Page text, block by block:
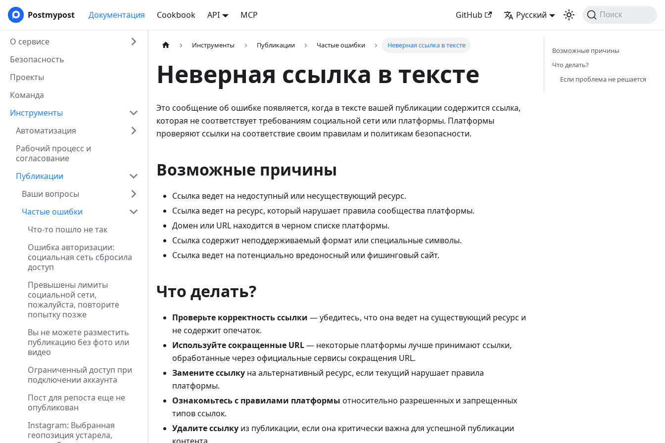
Postmypost Документация Cookbook API MCP GitHub Русский Поиск
О сервисе
Безопасность
Проекты
Команда
Инструменты
Автоматизация
Рабочий процесс и
согласование
Публикации
Ваши вопросы
Частые ошибки
Что-то пошло не так
Ошибка авторизации:
социальная сеть сбросила
доступ
Превышены лимиты
социальной сети,
пожалуйста, повторите
попытку позже
Вы не можете разместить
публикацию без фото или
видео
Ограниченный доступ при
подключении аккаунта
Пост для репоста еще не
опубликован
Instagram: Выбранная
геопозиция устарела,
Инструменты Публикации Частые ошибки Неверная ссылка в тексте
Неверная ссылка в тексте
Это сообщение об ошибке появляется, когда в тексте вашей публикации содержится ссылка,
которая не соответствует требованиям социальной сети или платформы. Платформы
проверяют ссылки на соответствие своим правилам и политикам безопасности.
Возможные причины
Ссылка ведет на недоступный или несуществующий ресурс.
Ссылка ведет на ресурс, который нарушает правила сообщества платформы.
Домен или URL находится в черном списке платформы.
Ссылка содержит неподдерживаемый формат или специальные символы.
Ссылка ведет на потенциально вредоносный или фишинговый сайт.
Что делать?
Проверьте корректность ссылки — убедитесь, что она ведет на существующий ресурс и
не содержит опечаток.
Используйте сокращенные URL— некоторые платформы лучше принимают ссылки,
обработанные через официальные сервисы сокращения URL.
Замените ссылку на альтернативный ресурс, если текущий нарушает правила
платформы.
Ознакомьтесь с правилами платформы относительно разрешенных и запрещенных
типов ссылок.
Удалите ссылку из публикации, если она критически важна для успешной публикации
Возможные причины
Что делать?
Если проблема не решается